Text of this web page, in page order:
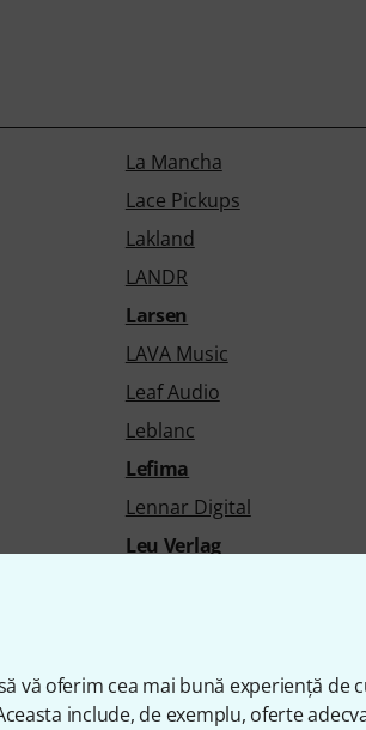
vă oferim cea mai bună experiență de
include, de exemplu, oferte
La Mancha
Lace Pickups
Lakland
LANDR
Larsen
LAVA Music
Leaf Audio
Leblanc
Lefima
Lennar Digital
Leu Verlag
LiveLoop